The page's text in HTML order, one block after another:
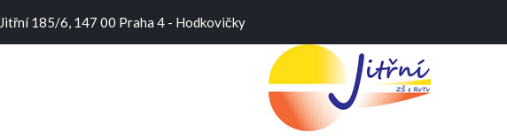
Jitřní 185/6, 147 00 Praha 4 - Hodkovičky